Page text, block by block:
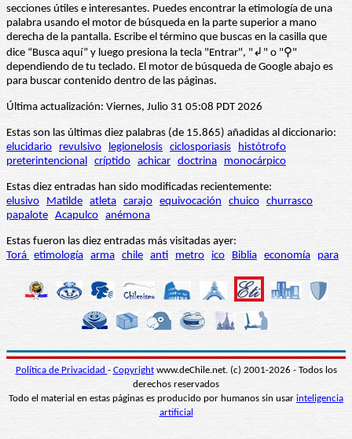
secciones útiles e interesantes. Puedes encontrar la etimología de una
palabra usando el motor de búsqueda en la parte superior a mano
derecha de la pantalla. Escribe el término que buscas en la casilla que
dice “Busca aquí” y luego presiona la tecla "Entrar", "↲" o "⚲"
dependiendo de tu teclado. El motor de búsqueda de Google abajo es
para buscar contenido dentro de las páginas.
Última actualización: Viernes, Julio 31 05:08 PDT 2026
Estas son las últimas diez palabras (de 15.865) añadidas al diccionario:
elucidario
revulsivo legionelosis ciclosporiasis
histótrofo
preterintencional críptido achicar doctrina monocárpico
Estas diez entradas han sido modificadas recientemente:
elusivo
Matilde atleta carajo equivocación chuico churrasco
papalote Acapulco anémona
Estas fueron las diez entradas más visitadas ayer:
Torá etimología arma chile anti metro ico Biblia economía para
Política de Privacidad - Copyrightwww.deChile.net. (c) 2001-2026 - Todos los
derechos reservados
Todo el material en estas páginas es producido por humanos sin usar inteligencia
artificial